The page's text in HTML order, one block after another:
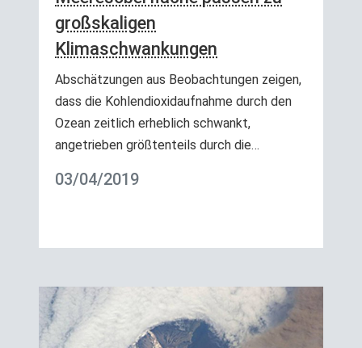
großskaligen
Klimaschwankungen
Abschätzungen aus Beobachtungen zeigen,
dass die Kohlendioxidaufnahme durch den
Ozean zeitlich erheblich schwankt,
angetrieben größtenteils durch die…
03/04/2019